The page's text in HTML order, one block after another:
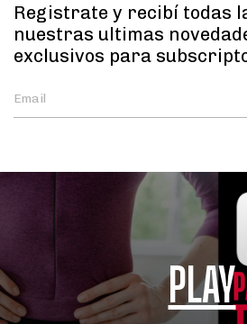
Registrate y recibí todas
nuestras ultimas
exclusivos para
PLAY